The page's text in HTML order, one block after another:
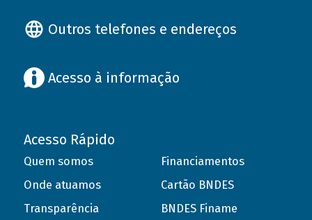
Outros telefones e endereços
Acesso à informação
Acesso Rápido
Quem somos
Onde atuamos
Transparência
Financiamentos
Cartão BNDES
BNDES Finame